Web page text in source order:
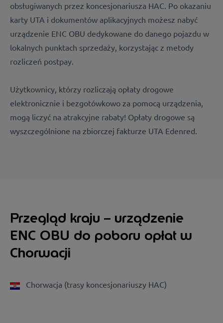
obsługiwanych przez koncesjonariusza HAC. Po okazaniu
karty UTA i dokumentów aplikacyjnych możesz nabyć
urządzenie ENC OBU dedykowane do danego pojazdu w
lokalnych punktach sprzedaży, korzystając z metody
rozliczeń postpay.
Użytkownicy, którzy rozliczają opłaty drogowe
elektronicznie i bezgotówkowo za pomocą urządzenia,
mogą liczyć na atrakcyjne rabaty! Opłaty drogowe są
wyszczególnione na zbiorczej fakturze UTA Edenred.
Przegląd kraju – urządzenie
ENC OBU do poboru opłat w
Chorwacji
Chorwacja (trasy koncesjonariuszy HAC)